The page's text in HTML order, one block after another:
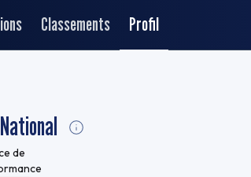
Classements Profil
de